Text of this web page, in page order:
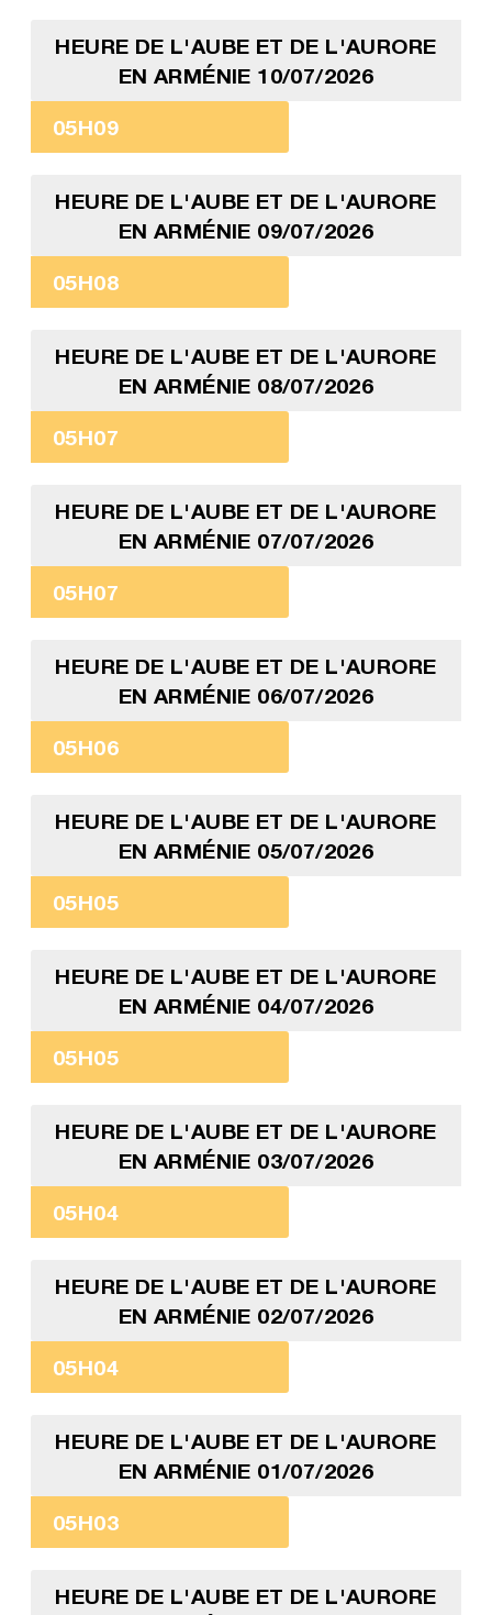
HEURE DE L'AUBE ET DE L'AURORE
EN ARMÉNIE 10/07/2026
05H09
HEURE DE L'AUBE ET DE L'AURORE
EN ARMÉNIE 09/07/2026
05H08
HEURE DE L'AUBE ET DE L'AURORE
EN ARMÉNIE 08/07/2026
05H07
HEURE DE L'AUBE ET DE L'AURORE
EN ARMÉNIE 07/07/2026
05H07
HEURE DE L'AUBE ET DE L'AURORE
EN ARMÉNIE 06/07/2026
05H06
HEURE DE L'AUBE ET DE L'AURORE
EN ARMÉNIE 05/07/2026
05H05
HEURE DE L'AUBE ET DE L'AURORE
EN ARMÉNIE 04/07/2026
05H05
HEURE DE L'AUBE ET DE L'AURORE
EN ARMÉNIE 03/07/2026
05H04
HEURE DE L'AUBE ET DE L'AURORE
EN ARMÉNIE 02/07/2026
05H04
HEURE DE L'AUBE ET DE L'AURORE
EN ARMÉNIE 01/07/2026
05H03
HEURE DE L'AUBE ET DE L'AURORE